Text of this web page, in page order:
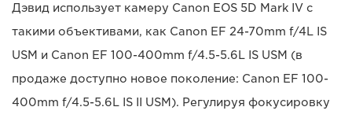
Дэвид использует камеру Canon EOS 5D Mark IV с
такими объективами, как Canon EF 24-70mm f/4L IS
USM и Canon EF 100-400mm f/4.5-5.6L IS USM (в
продаже доступно новое поколение: Canon EF 100-
400mm f/4.5-5.6L IS II USM). Регулируя фокусировку